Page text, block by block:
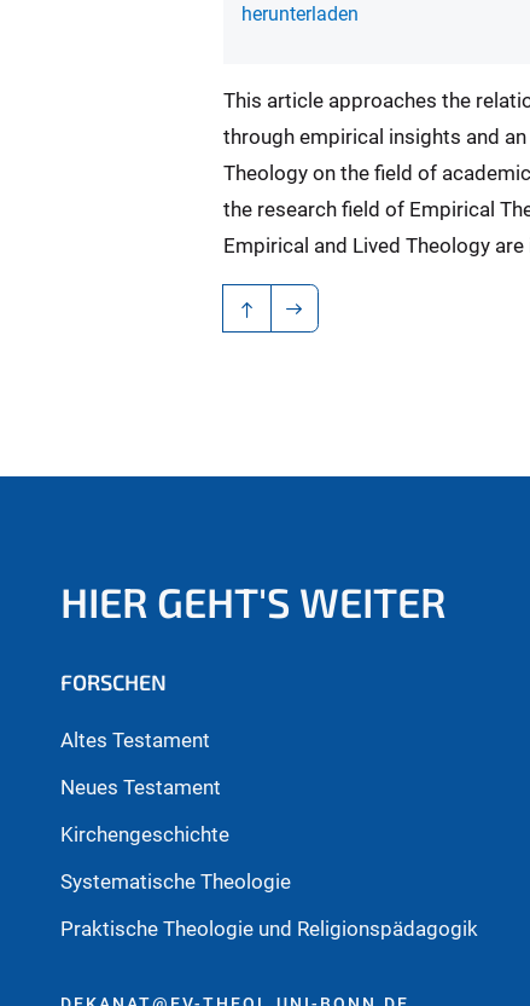
herunterladen
This article approaches the
through empirical insights and
Theology on the field of
the research field of Empirical
Empirical and Lived Theology
HIER GEHT'S WEITER
FORSCHEN
Altes Testament
Neues Testament
Kirchengeschichte
Systematische Theologie
Praktische Theologie und Religionspädagogik